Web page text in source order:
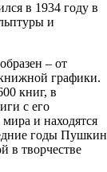
в 1934 году в
и
– от
графики.
книг, в
с его
и находятся
годы Пушкин
в творчестве